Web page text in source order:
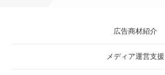
広告商材紹介
メディア運営支援